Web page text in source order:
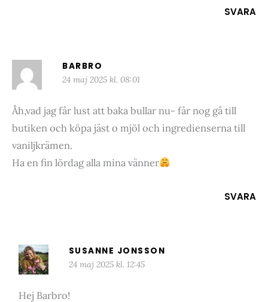
SVARA
BARBRO
24 maj 2025 kl. 08:01
Åh,vad jag får lust att baka bullar nu- får nog gå till
butiken och köpa jäst o mjöl och ingredienserna till
vaniljkrämen.
Ha en fin lördag alla mina vänner
SVARA
SUSANNE JONSSON
24 maj 2025 kl. 12:45
Hej Barbro!